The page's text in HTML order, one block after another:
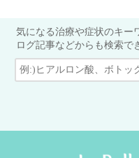
気になる治療や症状のキー
ログ記事などからも検索で